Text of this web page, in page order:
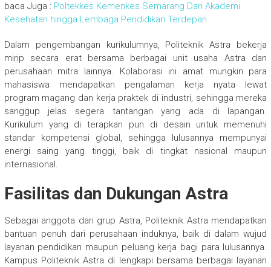
baca Juga : Poltekkes Kemenkes Semarang Dari Akademi
Kesehatan hingga Lembaga Pendidikan Terdepan
Dalam pengembangan kurikulumnya, Politeknik Astra bekerja
mirip secara erat bersama berbagai unit usaha Astra dan
perusahaan mitra lainnya. Kolaborasi ini amat mungkin para
mahasiswa mendapatkan pengalaman kerja nyata lewat
program magang dan kerja praktek di industri, sehingga mereka
sanggup jelas segera tantangan yang ada di lapangan.
Kurikulum yang di terapkan pun di desain untuk memenuhi
standar kompetensi global, sehingga lulusannya mempunyai
energi saing yang tinggi, baik di tingkat nasional maupun
internasional.
Fasilitas dan Dukungan Astra
Sebagai anggota dari grup Astra, Politeknik Astra mendapatkan
bantuan penuh dari perusahaan induknya, baik di dalam wujud
layanan pendidikan maupun peluang kerja bagi para lulusannya.
Kampus Politeknik Astra di lengkapi bersama berbagai layanan